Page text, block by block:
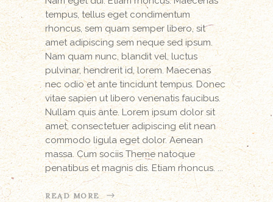
tempus, tellus eget condimentum
rhoncus, sem quam semper libero, sit
amet adipiscing sem neque sed ipsum.
Nam quam nunc, blandit vel, luctus
pulvinar, hendrerit id, lorem. Maecenas
nec odio et ante tincidunt tempus. Donec
vitae sapien ut libero venenatis faucibus.
Nullam quis ante. Lorem ipsum dolor sit
amet, consectetuer adipiscing elit nean
commodo ligula eget dolor. Aenean
massa. Cum sociis Theme natoque
penatibus et magnis dis. Etiam rhoncus.
READ MORE